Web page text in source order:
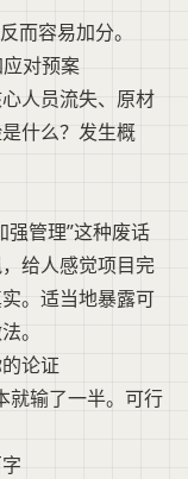
而容易加分。
对预案
人员流失、原材
什么？发生概
强管理”这种废话
给人感觉项目完
。适当地暴露可
。
论证
就输了一半。可行